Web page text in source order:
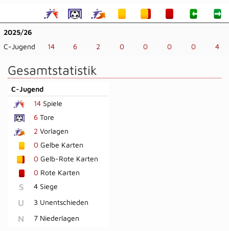
2025/26
C-Jugend
14 6 2 0 0 0 0 4
Gesamtstatistik
C-Jugend
14 Spiele
6 Tore
2 Vorlagen
0 Gelbe Karten
0 Gelb-Rote Karten
0 Rote Karten
S 4 Siege
U 3 Unentschieden
N 7 Niederlagen